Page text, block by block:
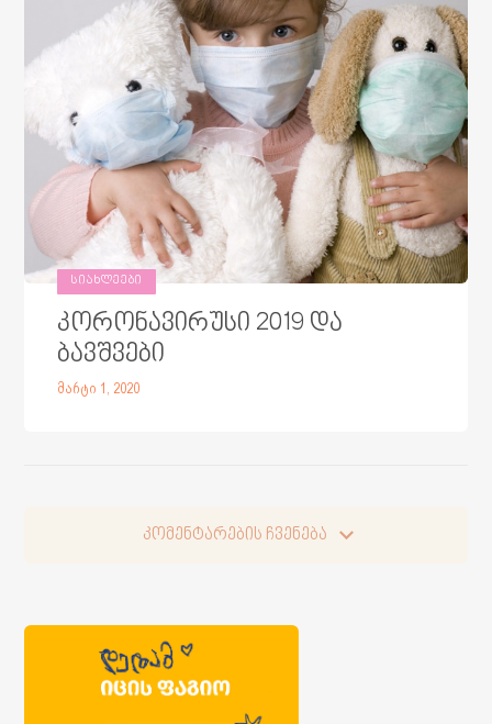
ᲡᲘᲐᲮᲚᲔᲔᲑᲘ
კორონავირუსი 2019 და
ბავშვები
მარტი 1, 2020
კომენტარების ჩვენება